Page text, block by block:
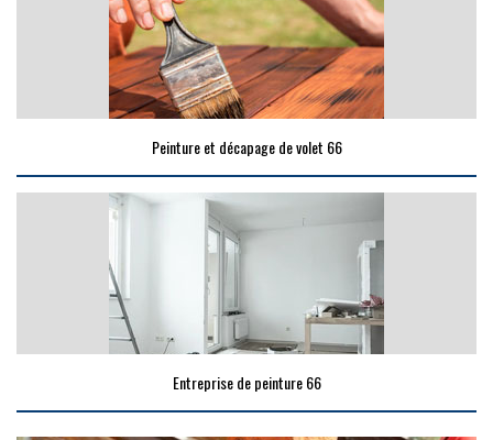
Peinture et décapage de volet 66
Entreprise de peinture 66